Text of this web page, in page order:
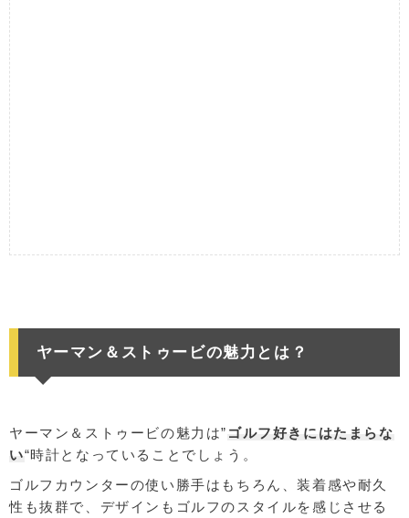
ヤーマン＆ストゥービの魅力とは？
ヤーマン＆ストゥービの魅力は” ゴルフ好きにはたまらな
い“時計となっていることでしょう。
ゴルフカウンターの使い勝手はもちろん、装着感や耐久
性も抜群で、デザインもゴルフのスタイルを感じさせる